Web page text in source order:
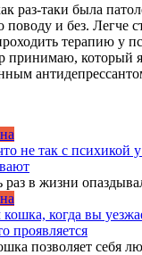
раз-таки была
поводу и без. Легче
терапию у
принимаю, который
не так с психикой
раз в жизни
когда вы
проявляется
позволяет себя